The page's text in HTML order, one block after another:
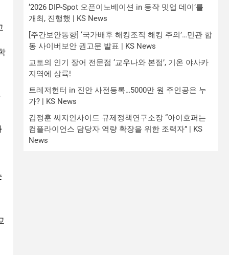
‘2026 DIP-Spot 오픈이노베이션 in 동작 밋업 데이’를
개최, 진행했 | KS News
[주간보안동향] ‘국가배후 해킹조직 해킹 주의’…민관 합
동 사이버보안 권고문 발표 | KS News
교토의 인기 장어 전문점 ‘교우나와 본점’, 기온 야사카
지역에 상륙!
트레저헌터 in 진안 사전등록…5000만 원 주인공은 누
가? | KS News
김정훈 씨지인사이드 규제정책연구소장 “아이호퍼는
컴플라이언스 담당자 역량 확장을 위한 조력자” | KS
News